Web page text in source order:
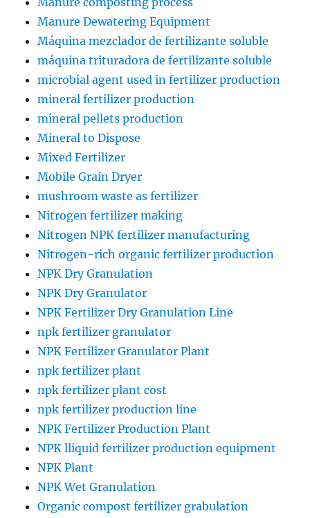
Manure Dewatering Equipment
Máquina mezclador de fertilizante soluble
máquina trituradora de fertilizante soluble
microbial agent used in fertilizer production
mineral fertilizer production
mineral pellets production
Mineral to Dispose
Mixed Fertilizer
Mobile Grain Dryer
mushroom waste as fertilizer
Nitrogen fertilizer making
Nitrogen NPK fertilizer manufacturing
Nitrogen-rich organic fertilizer production
NPK Dry Granulation
NPK Dry Granulator
NPK Fertilizer Dry Granulation Line
npk fertilizer granulator
NPK Fertilizer Granulator Plant
npk fertilizer plant
npk fertilizer plant cost
npk fertilizer production line
NPK Fertilizer Production Plant
NPK lliquid fertilizer production equipment
NPK Plant
NPK Wet Granulation
Organic compost fertilizer grabulation